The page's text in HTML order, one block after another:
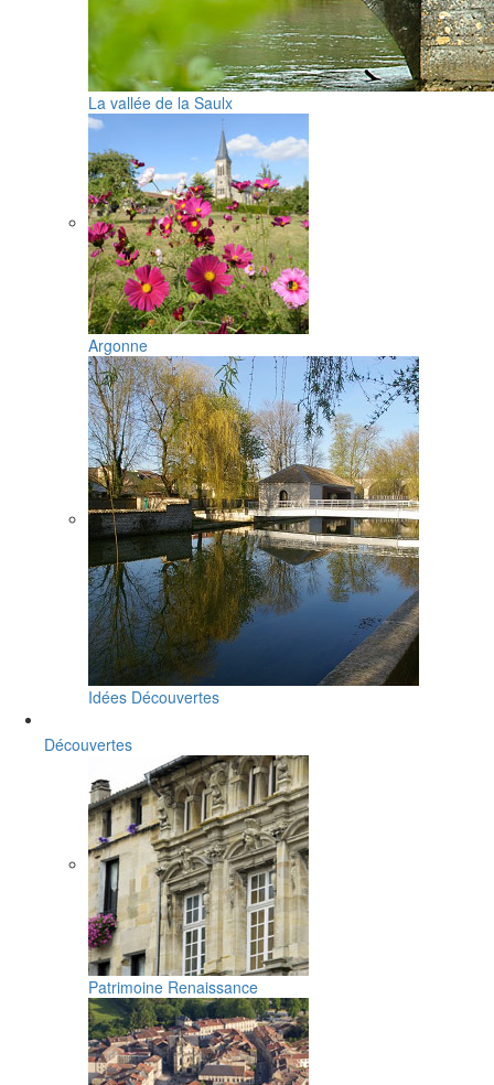
La vallée de la Saulx
Argonne
Idées Découvertes
Découvertes
Patrimoine Renaissance